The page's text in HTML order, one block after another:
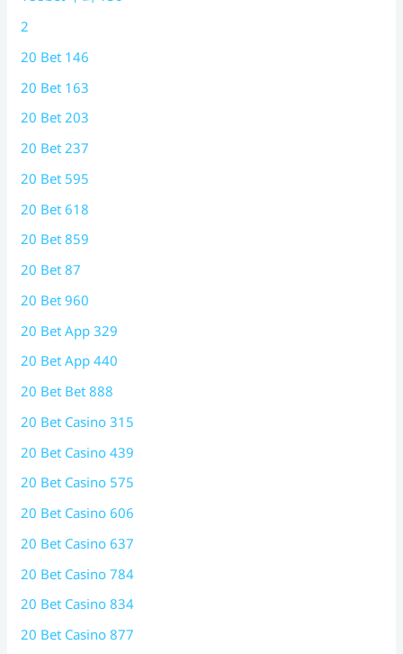
2
20 Bet 146
20 Bet 163
20 Bet 203
20 Bet 237
20 Bet 595
20 Bet 618
20 Bet 859
20 Bet 87
20 Bet 960
20 Bet App 329
20 Bet App 440
20 Bet Bet 888
20 Bet Casino 315
20 Bet Casino 439
20 Bet Casino 575
20 Bet Casino 606
20 Bet Casino 637
20 Bet Casino 784
20 Bet Casino 834
20 Bet Casino 877